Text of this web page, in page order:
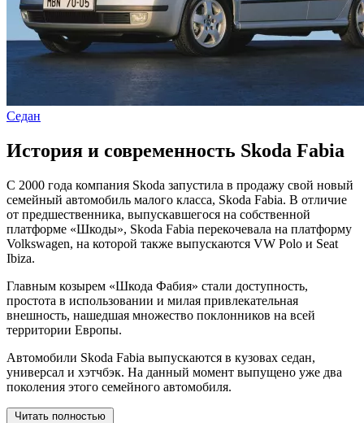
Седан
История и современность Skoda Fabia
C 2000 года компания Skoda запустила в продажу свой новый
семейный автомобиль малого класса, Skoda Fabia. В отличие
от предшественника, выпускавшегося на собственной
платформе «Шкоды», Skoda Fabia перекочевала на платформу
Volkswagen, на которой также выпускаются VW Polo и Seat
Ibiza.
Главным козырем «Шкода Фабия» стали доступность,
простота в использовании и милая привлекательная
внешность, нашедшая множество поклонников на всей
территории Европы.
Автомобили Skoda Fabia выпускаются в кузовах седан,
универсал и хэтчбэк. На данный момент выпущено уже два
поколения этого семейного автомобиля.
Читать полностью